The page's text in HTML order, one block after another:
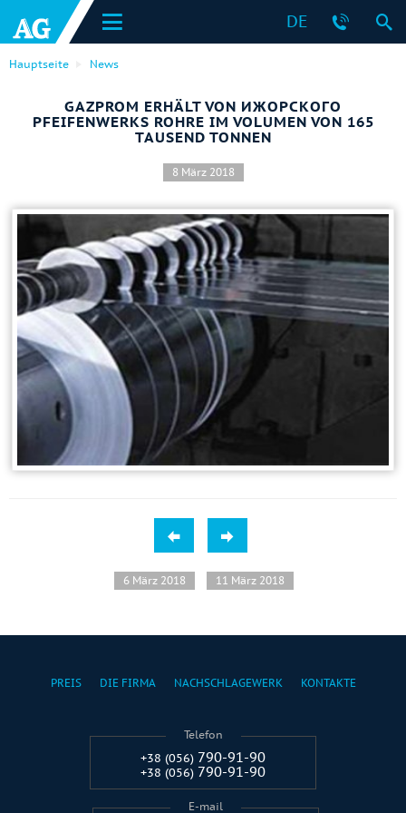
DE
Hauptseite News
GAZPROM ERHÄLT VON ИЖОРСКОГО
PFEIFENWERKS ROHRE IM VOLUMEN VON 165
TAUSEND TONNEN
8 März 2018
6 März 2018 11 März 2018
PREIS DIE FIRMA NACHSCHLAGEWERK KONTAKTE
Telefon
+38 (056) 790-91-90
+38 (056) 790-91-90
E-mail